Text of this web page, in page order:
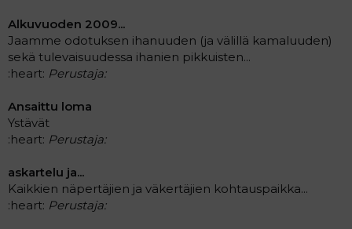
Alkuvuoden 2009...
Jaamme odotuksen ihanuuden (ja välillä kamaluuden)
sekä tulevaisuudessa ihanien pikkuisten...
:heart: Perustaja:
Ansaittu loma
Ystävät
:heart: Perustaja:
askartelu ja...
Kaikkien näpertäjien ja väkertäjien kohtauspaikka...
:heart: Perustaja: